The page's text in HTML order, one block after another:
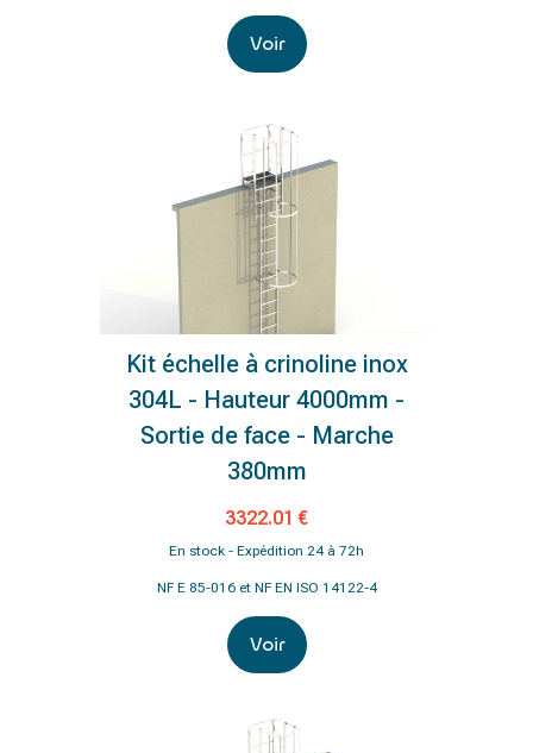
Voir
Kit échelle à crinoline inox
304L - Hauteur 4000mm -
Sortie de face - Marche
380mm
3322.01 €
En stock - Expédition 24 à 72h
NF E 85-016 et NF EN ISO 14122-4
Voir